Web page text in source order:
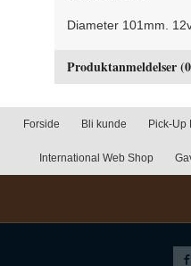
Diameter 101mm.
Produktanmeldelser
Forside Bli kunde Pick-Up
International Web Shop